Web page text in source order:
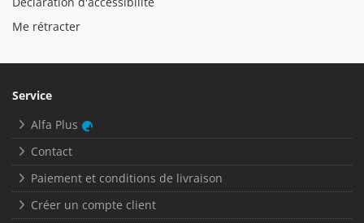
Me rétracter
Service
Alfa Plus
Contact
Paiement et conditions de livraison
Créer un compte client